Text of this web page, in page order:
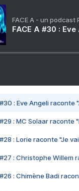
FACE A - un podcast
FACE A #30 :
#30 : Eve Angeli raconte
#29 : MC Solaar raconte
#28 : Lorie raconte "Je
#27 : Christophe Willem
#26 : Chimène Badi